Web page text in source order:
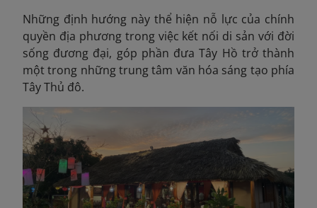
Những định hướng này thể hiện nỗ lực của chính
quyền địa phương trong việc kết nối di sản với đời
sống đương đại, góp phần đưa Tây Hồ trở thành
một trong những trung tâm văn hóa sáng tạo phía
Tây Thủ đô.